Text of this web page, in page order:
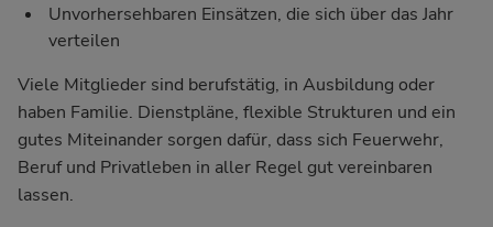
Unvorhersehbaren Einsätzen, die sich über das Jahr
verteilen
Viele Mitglieder sind berufstätig, in Ausbildung oder
haben Familie. Dienstpläne, flexible Strukturen und ein
gutes Miteinander sorgen dafür, dass sich Feuerwehr,
Beruf und Privatleben in aller Regel gut vereinbaren
lassen.